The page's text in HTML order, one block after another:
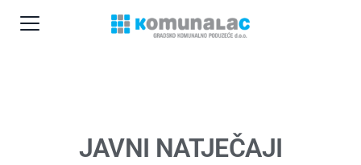
JAVNI NATJEČAJI